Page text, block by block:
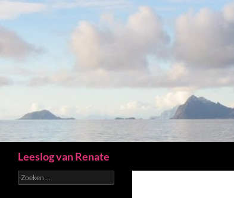
Leeslog van Renate
Zoeken
naar: